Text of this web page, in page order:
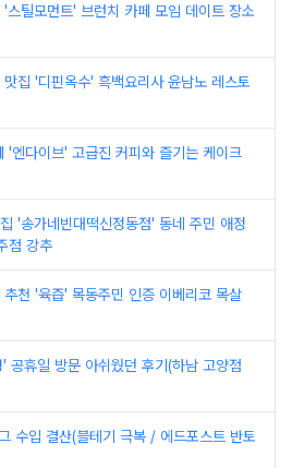
스틸모먼트' 브런치 카페 모임 데이트 장소
집 '디핀옥수' 흑백요리사 윤남노 레스토
'엔다이브' 고급진 커피와 즐기는 케이크
'송가네빈대떡신정동점' 동네 주민 애정
점 강추
추천 '육즙' 목동주민 인증 이베리코 목살
공휴일 방문 아쉬웠던 후기(하남 고양점
수입 결산(블테기 극복 / 에드포스트 반토